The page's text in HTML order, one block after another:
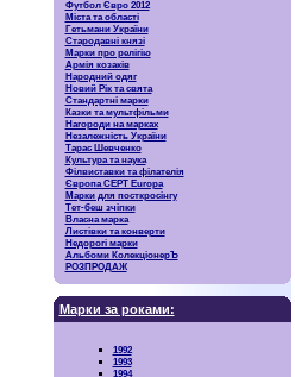
Футбол Євро 2012
Міста та області
Гетьмани України
Стародавні князі
Марки про релігію
Армія козаків
Народний одяг
Новий Рік та свята
Стандартні марки
Казки та мультфільми
Нагороди на марках
Незалежність України
Тарас Шевченко
Культура та наука
Філвиставки та філателія
Європа CEPT Europa
Марки для посткросінгу
Тет-беш зчіпки
Власна марка
Листівки та конверти
Недорогі марки
Альбоми КолекціонерЪ
РОЗПРОДАЖ
Марки за роками:
1992
1993
1994